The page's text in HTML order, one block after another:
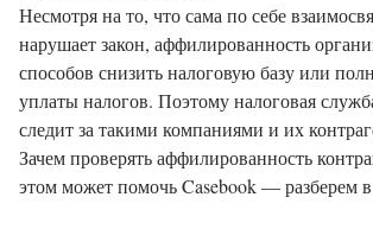
Несмотря на то, что сама по себе
нарушает закон, аффилированность
способов снизить налоговую базу или
уплаты налогов. Поэтому налоговая
следит за такими компаниями и их
Зачем проверять аффилированность
этом может помочь Casebook — разберем в